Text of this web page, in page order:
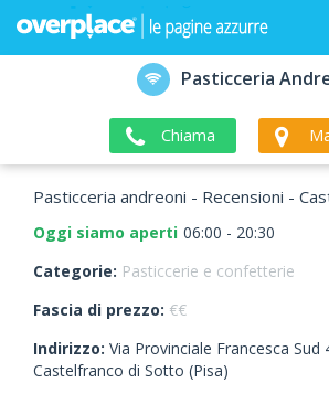
Pasticceria
Chiama
Pasticceria andreoni - Recensioni -
Oggi siamo aperti 06:00 - 20:30
Categorie: Pasticcerie e confetterie
Fascia di prezzo: €€
Indirizzo: Via Provinciale Francesca Sud
Castelfranco di Sotto (Pisa)